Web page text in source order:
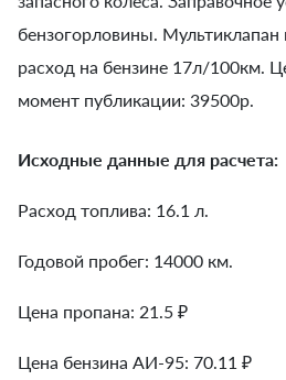
бензогорловины. Мультиклапан
расход на бензине 17л/100км.
момент публикации: 39500р.
Исходные данные для расчета:
Расход топлива: 16.1 л.
Годовой пробег: 14000 км.
Цена пропана: 21.5 ₽
Цена бензина АИ-95: 70.11 ₽